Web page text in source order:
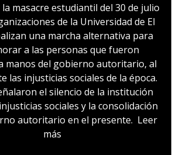
la masacre estudiantil del 30 de julio
de la Universidad de El
una marcha alternativa para
a las personas que fueron
manos del gobierno autoritario, al
las injusticias sociales de la época.
el silencio de la institución
sociales y la consolidación
autoritario en el presente. Leer
más